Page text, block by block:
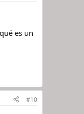
es un
#10